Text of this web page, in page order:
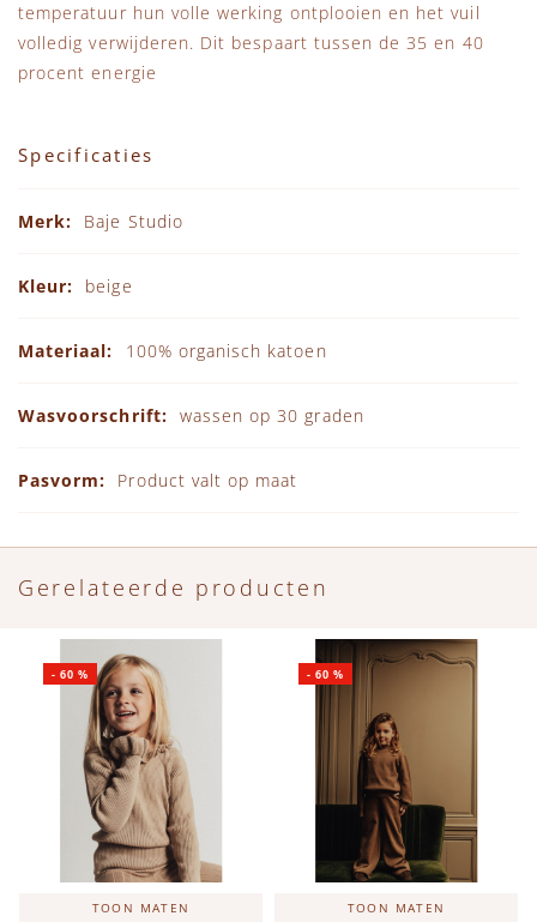
temperatuur hun volle werking ontplooien en het vuil
volledig verwijderen. Dit bespaart tussen de 35 en 40
procent energie
Specificaties
Baje Studio
beige
100% organisch katoen
wassen op 30 graden
Product valt op maat
Gerelateerde producten
TOON MATEN
-60 %
TOON MATEN
-60 %